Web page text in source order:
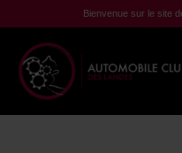
au
contenu
Bienvenue sur le site